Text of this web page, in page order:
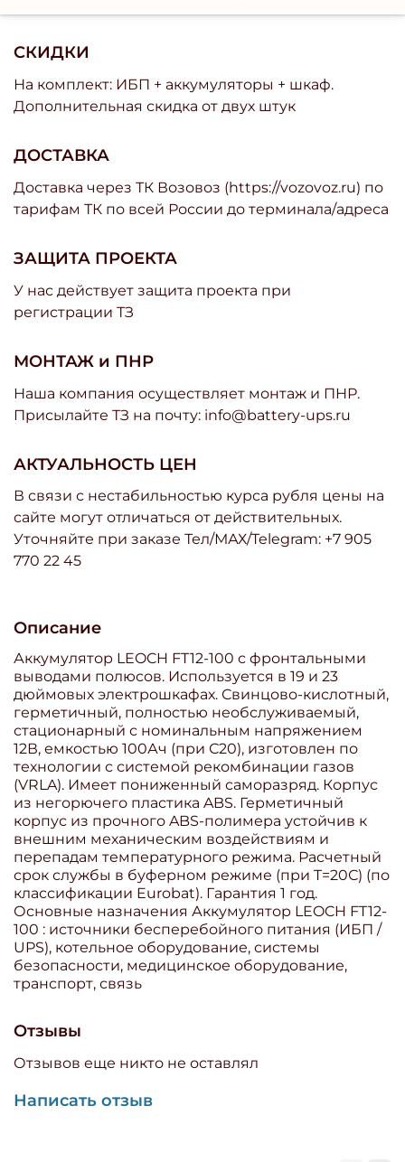
Описание
Аккумулятор LEOCH FT12-100 с фронтальными
выводами полюсов. Используется в 19 и 23
дюймовых электрошкафах. Свинцово-кислотный,
герметичный, полностью необслуживаемый,
стационарный с номинальным напряжением
12В, емкостью 100Ач (при С20), изготовлен по
технологии с системой рекомбинации газов
(VRLA). Имеет пониженный саморазряд. Корпус
из негорючего пластика ABS. Герметичный
корпус из прочного ABS-полимера устойчив к
внешним механическим воздействиям и
перепадам температурного режима. Расчетный
срок службы в буферном режиме (при T=20С) (по
классификации Eurobat). Гарантия 1 год.
Основные назначения Аккумулятор LEOCH FT12-
100 : источники бесперебойного питания (ИБП /
UPS), котельное оборудование, системы
безопасности, медицинское оборудование,
транспорт, связь
СКИДКИ
На комплект: ИБП + аккумуляторы + шкаф.
Дополнительная скидка от двух штук
ДОСТАВКА
Доставка через ТК Возовоз (https://vozovoz.ru) по
тарифам ТК по всей России до терминала/адреса
ЗАЩИТА ПРОЕКТА
У нас действует защита проекта при
регистрации ТЗ
МОНТАЖ и ПНР
Наша компания осуществляет монтаж и ПНР.
Присылайте ТЗ на почту: info@battery-ups.ru
АКТУАЛЬНОСТЬ ЦЕН
В связи с нестабильностью курса рубля цены на
сайте могут отличаться от действительных.
Уточняйте при заказе Тел/МАХ/Telegram: +7 905
770 22 45
Отзывы
Отзывов еще никто не оставлял
Написать отзыв